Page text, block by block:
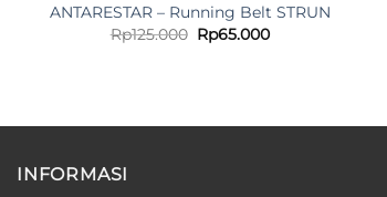
ANTARESTAR – Running Belt STRUN
Rp125.000 Original
price
Rp65.000Current
INFORMASI